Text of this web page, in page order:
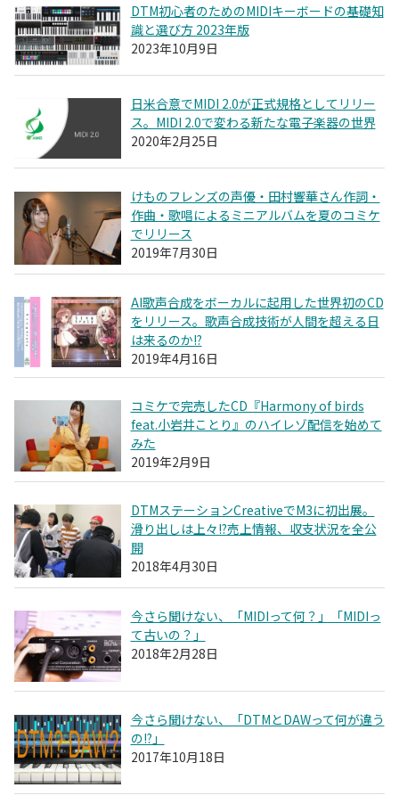
DTM初心者のためのMIDIキーボードの基礎知
識と選び方 2023年版
2023年10月9日
日米合意でMIDI 2.0が正式規格としてリリー
ス。MIDI 2.0で変わる新たな電子楽器の世界
2020年2月25日
けものフレンズの声優・田村響華さん作詞・
作曲・歌唱によるミニアルバムを夏のコミケ
でリリース
2019年7月30日
AI歌声合成をボーカルに起用した世界初のCD
をリリース。歌声合成技術が人間を超える日
は来るのか!?
2019年4月16日
コミケで完売したCD『Harmony of birds
feat.小岩井ことり』のハイレゾ配信を始めて
みた
2019年2月9日
DTMステーションCreativeでM3に初出展。
滑り出しは上々!?売上情報、収支状況を全公
開
2018年4月30日
今さら聞けない、「MIDIって何？」「MIDIっ
て古いの？」
2018年2月28日
今さら聞けない、「DTMとDAWって何が違う
の!?」
2017年10月18日